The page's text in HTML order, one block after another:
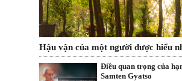
Hậu vận của một người được hiểu
Điều quan trọng của
Samten Gyatso